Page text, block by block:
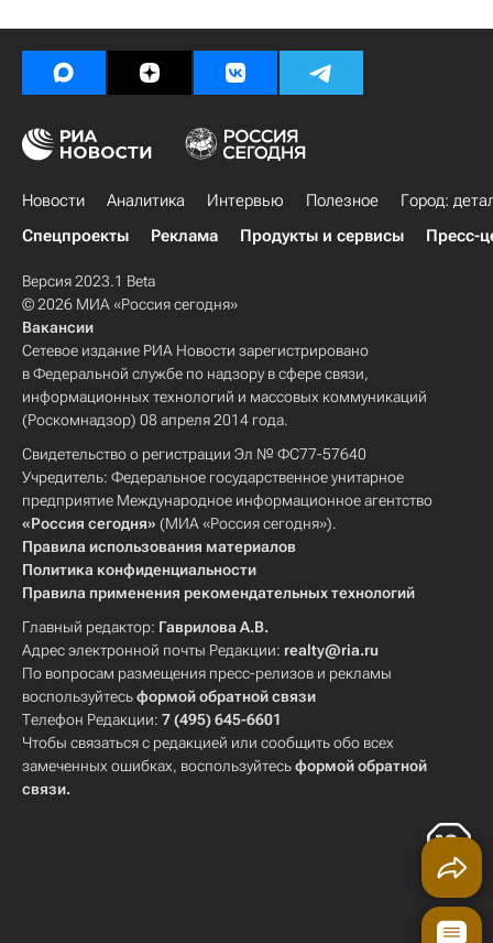
Новости Аналитика Интервью Полезное
Город:
Спецпроекты
Реклама Продукты и сервисы Пресс-
Версия 2023.1 Beta
© 2026 МИА «Россия сегодня»
Вакансии
Сетевое издание РИА Новости зарегистрировано
в Федеральной службе по надзору в сфере связи,
информационных технологий и массовых коммуникаций
(Роскомнадзор) 08 апреля 2014 года.
Свидетельство о регистрации Эл № ФС77-57640
Учредитель: Федеральное государственное унитарное
предприятие Международное информационное агентство
«Россия сегодня» (МИА «Россия сегодня»).
Правила использования материалов
Политика конфиденциальности
Правила применения рекомендательных технологий
Главный редактор: Гаврилова А.В.
Адрес электронной почты Редакции: realty@ria.ru
По вопросам размещения пресс-релизов и рекламы
воспользуйтесьформой обратной связи
Телефон Редакции: 7 (495) 645-6601
Чтобы связаться с редакцией или сообщить обо всех
замеченных ошибках, воспользуйтесьформой обратной
связи.